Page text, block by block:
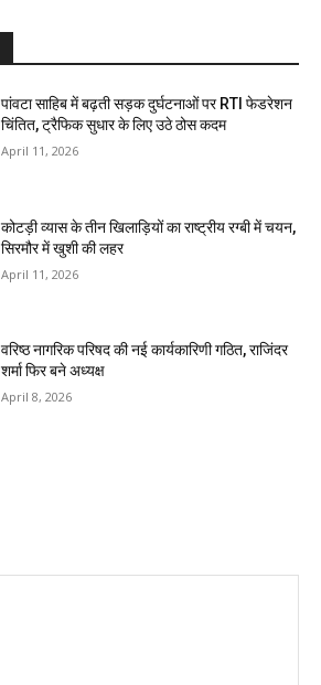
पांवटा साहिब में बढ़ती सड़क दुर्घटनाओं पर RTI फेडरेशन
चिंतित, ट्रैफिक सुधार के लिए उठे ठोस कदम
April 11, 2026
कोटड़ी व्यास के तीन खिलाड़ियों का राष्ट्रीय रग्बी में चयन,
सिरमौर में खुशी की लहर
April 11, 2026
वरिष्ठ नागरिक परिषद की नई कार्यकारिणी गठित, राजिंदर
शर्मा फिर बने अध्यक्ष
April 8, 2026